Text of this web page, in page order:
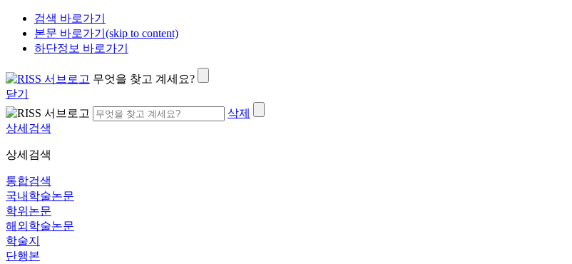
검색 바로가기
본문 바로가기(skip to content)
하단정보 바로가기
무엇을 찾고 계세요?
닫기
삭제
상세검색
상세검색
통합검색
국내학술논문
학위논문
해외학술논문
학술지
단행본